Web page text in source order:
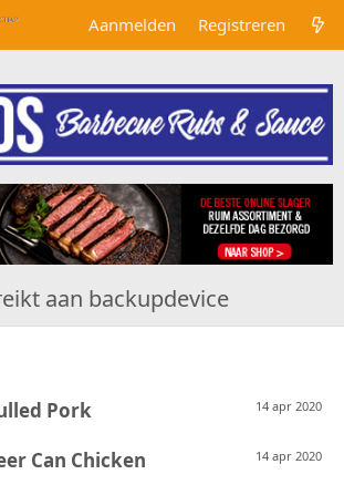
Aanmelden Registreren
aan backupdevice
14 apr 2020
Pork
14 apr 2020
Can Chicken